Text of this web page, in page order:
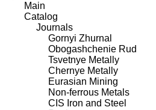
Main
Catalog
Journals
Gornyi Zhurnal
Obogashchenie Rud
Tsvetnye Metally
Chernye Metally
Eurasian Mining
Non-ferrous Metals
CIS Iron and Steel